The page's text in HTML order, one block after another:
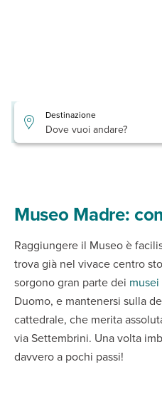
Destinazione
Dove vuoi andare?
Museo Madre:
Raggiungere il Museo è
trova già nel vivace centro
sorgono gran parte dei
Duomo, e mantenersi sulla
cattedrale, che merita
via Settembrini. Una volta
davvero a pochi passi!